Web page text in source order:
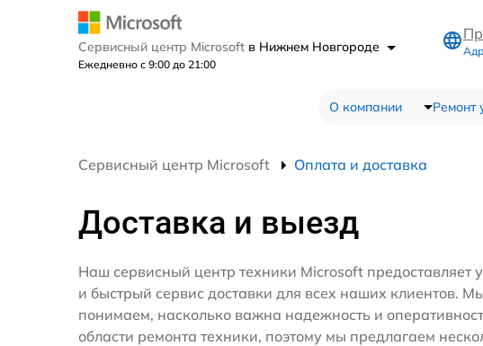
Сервисный центр Microsoft в Нижнем Новгороде
Ежедневно с 9:00 до 21:00
О компании Ремонт
Сервисный центр Microsoft Оплата и доставка
Доставка и выезд
Наш сервисный центр техники Microsoft предоставляет
и быстрый сервис доставки для всех наших клиентов.
понимаем, насколько важна надежность и
области ремонта техники, поэтому мы предлагаем